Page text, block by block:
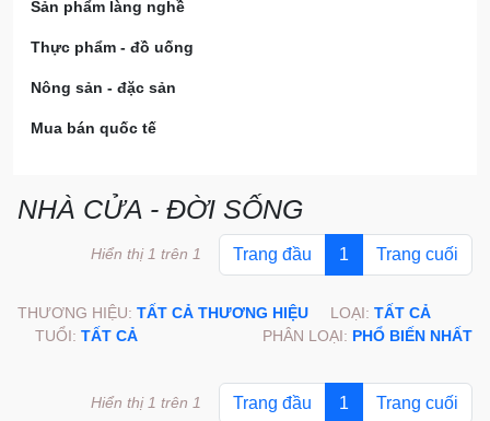
Sản phẩm làng nghề
Thực phẩm - đồ uống
Nông sản - đặc sản
Mua bán quốc tế
NHÀ CỬA - ĐỜI SỐNG
Trang đầu 1 Trang cuối
Hiển thị 1 trên 1
THƯƠNG HIỆU: TẤT CẢ THƯƠNG HIỆU LOẠI: TẤT CẢ
TUỔI: TẤT CẢ PHÂN LOẠI: PHỔ BIẾN NHẤT
Trang đầu 1 Trang cuối
Hiển thị 1 trên 1